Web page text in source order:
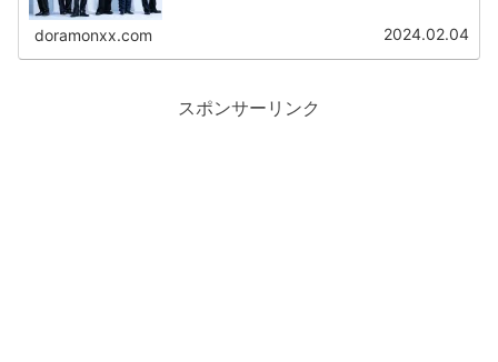
doramonxx.com 2024.02.04
スポンサーリンク